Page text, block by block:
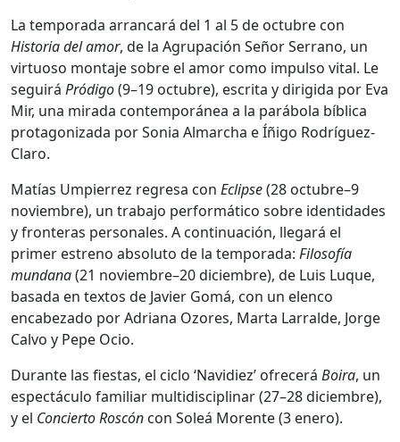
La temporada arrancará del 1 al 5 de octubre con
Historia del amor, de la Agrupación Señor Serrano, un
virtuoso montaje sobre el amor como impulso vital. Le
seguirá Pródigo(9–19 octubre), escrita y dirigida por Eva
Mir, una mirada contemporánea a la parábola bíblica
protagonizada por Sonia Almarcha e Íñigo Rodríguez-
Claro.
Matías Umpierrez regresa con Eclipse(28 octubre–9
noviembre), un trabajo performático sobre identidades
y fronteras personales. A continuación, llegará el
primer estreno absoluto de la temporada: Filosofía
mundana(21 noviembre–20 diciembre), de Luis Luque,
basada en textos de Javier Gomá, con un elenco
encabezado por Adriana Ozores, Marta Larralde, Jorge
Calvo y Pepe Ocio.
Durante las fiestas, el ciclo ‘Navidiez’ ofrecerá Boira, un
espectáculo familiar multidisciplinar (27–28 diciembre),
y el Concierto Roscón con Soleá Morente (3 enero).